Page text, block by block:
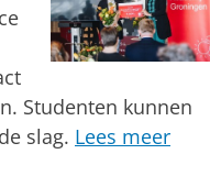
Studenten kunnen
slag. Lees meer